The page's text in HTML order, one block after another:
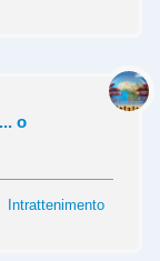
o
Intrattenimento